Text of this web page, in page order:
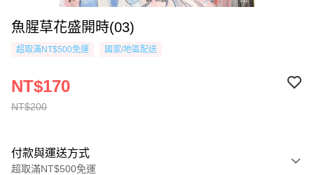
魚腥草花盛開時(03)
超取滿NT$500免運 國家/地區配送
NT$200
NT$170
付款與運送方式
超取滿NT$500免運